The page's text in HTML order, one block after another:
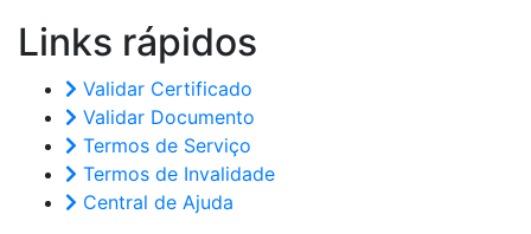
Links rápidos
Validar Certificado
Validar Documento
Termos de Serviço
Termos de Invalidade
Central de Ajuda